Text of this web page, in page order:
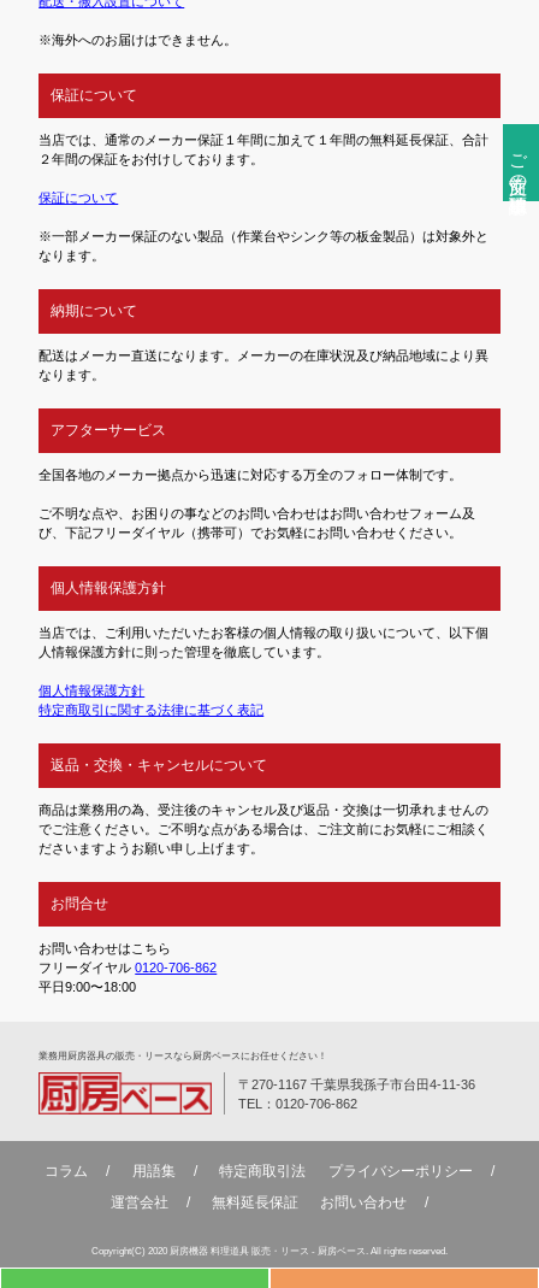
ご注文前の確認事項
※海外へのお届けはできません。
保証について
当店では、通常のメーカー保証１年間に加えて１年間の無料延長保証、合計
２年間の保証をお付けしております。
保証について
※一部メーカー保証のない製品（作業台やシンク等の板金製品）は対象外と
なります。
納期について
配送はメーカー直送になります。メーカーの在庫状況及び納品地域により異
なります。
アフターサービス
全国各地のメーカー拠点から迅速に対応する万全のフォロー体制です。
ご不明な点や、お困りの事などのお問い合わせはお問い合わせフォーム及
び、下記フリーダイヤル（携帯可）でお気軽にお問い合わせください。
個人情報保護方針
当店では、ご利用いただいたお客様の個人情報の取り扱いについて、以下個
人情報保護方針に則った管理を徹底しています。
個人情報保護方針
特定商取引に関する法律に基づく表記
返品・交換・キャンセルについて
商品は業務用の為、受注後のキャンセル及び返品・交換は一切承れませんの
でご注意ください。ご不明な点がある場合は、ご注文前にお気軽にご相談く
ださいますようお願い申し上げます。
お問合せ
お問い合わせはこちら
フリーダイヤル0120-706-862
平日9:00〜18:00
業務⽤厨房器具の販売・リースなら厨房ベースにお任せください！
〒270-1167 千葉県我孫子市台田4-11-36
TEL：0120-706-862
コラム 用語集 特定商取引法
プライバシーポリシー
運営会社
無料延⻑保証 お問い合わせ
Copyright(C) 2020 厨房機器 料理道具 販売・リース - 厨房ベース. All rights reserved.